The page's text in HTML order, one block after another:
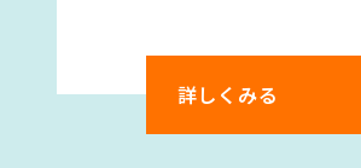
詳しくみる